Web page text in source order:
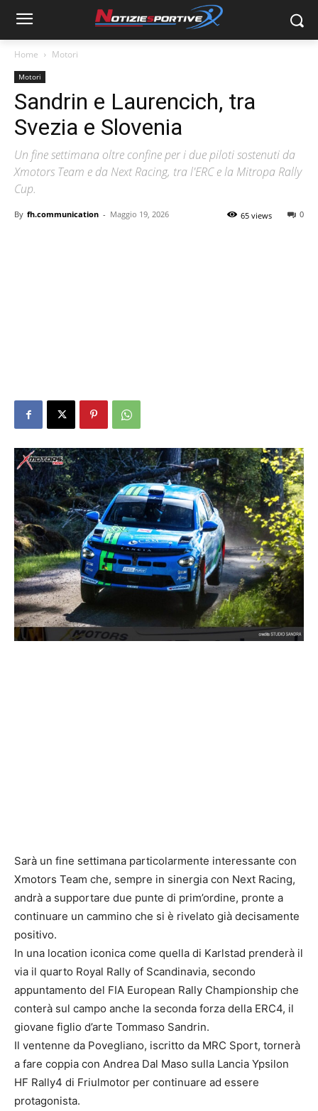
Home Motori
Motori
Sandrin e Laurencich, tra
Svezia e Slovenia
Un fine settimana oltre confine per i due piloti sostenuti da
Xmotors Team e da Next Racing, tra l'ERC e la Mitropa Rally
Cup.
By fh.communication - Maggio 19, 2026 0
65 views
Sarà un fine settimana particolarmente interessante con
Xmotors Team che, sempre in sinergia con Next Racing,
andrà a supportare due punte di prim’ordine, pronte a
continuare un cammino che si è rivelato già decisamente
positivo.
In una location iconica come quella di Karlstad prenderà il
via il quarto Royal Rally of Scandinavia, secondo
appuntamento del FIA European Rally Championship che
conterà sul campo anche la seconda forza della ERC4, il
giovane figlio d’arte Tommaso Sandrin.
Il ventenne da Povegliano, iscritto da MRC Sport, tornerà
a fare coppia con Andrea Dal Maso sulla Lancia Ypsilon
HF Rally4 di Friulmotor per continuare ad essere
protagonista.